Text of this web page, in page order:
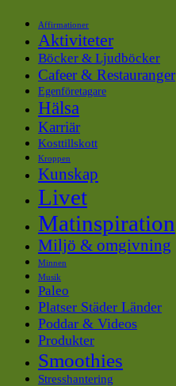
Affirmationer
Aktiviteter
Böcker & Ljudböcker
Cafeer & Restauranger
Egenföretagare
Hälsa
Karriär
Kosttillskott
Kroppen
Kunskap
Livet
Matinspiration
Miljö & omgivning
Minnen
Musik
Paleo
Platser Städer Länder
Poddar & Videos
Produkter
Smoothies
Stresshantering